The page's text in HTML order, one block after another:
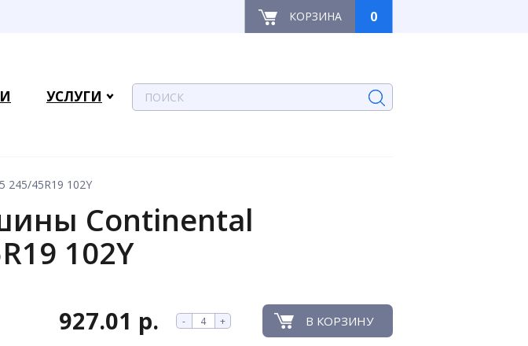
КОРЗИНА 0
УСЛУГИ
45R19 102Y
Continental
102Y
927.01 р. - + В КОРЗИНУ